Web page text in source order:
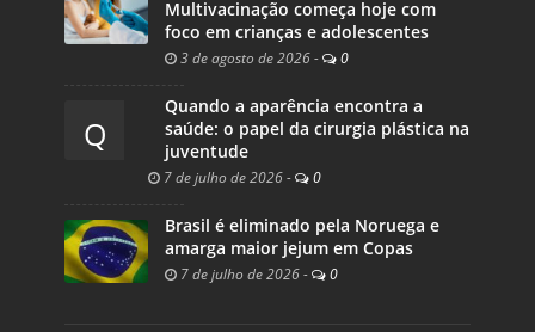
Multivacinação começa hoje com
foco em crianças e adolescentes
3 de agosto de 2026 - 0
Q
Quando a aparência encontra a
saúde: o papel da cirurgia plástica na
juventude
7 de julho de 2026 - 0
Brasil é eliminado pela Noruega e
amarga maior jejum em Copas
7 de julho de 2026 - 0